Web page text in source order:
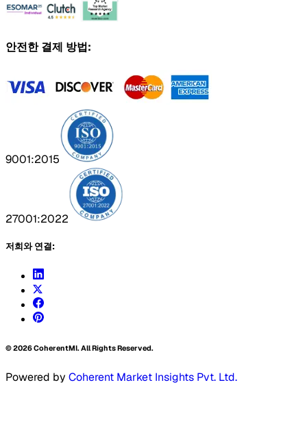
안전한 결제 방법:
9001:2015
27001:2022
저희와 연결:
©2026CoherentMI. All Rights Reserved.
Powered by Coherent Market Insights Pvt. Ltd.